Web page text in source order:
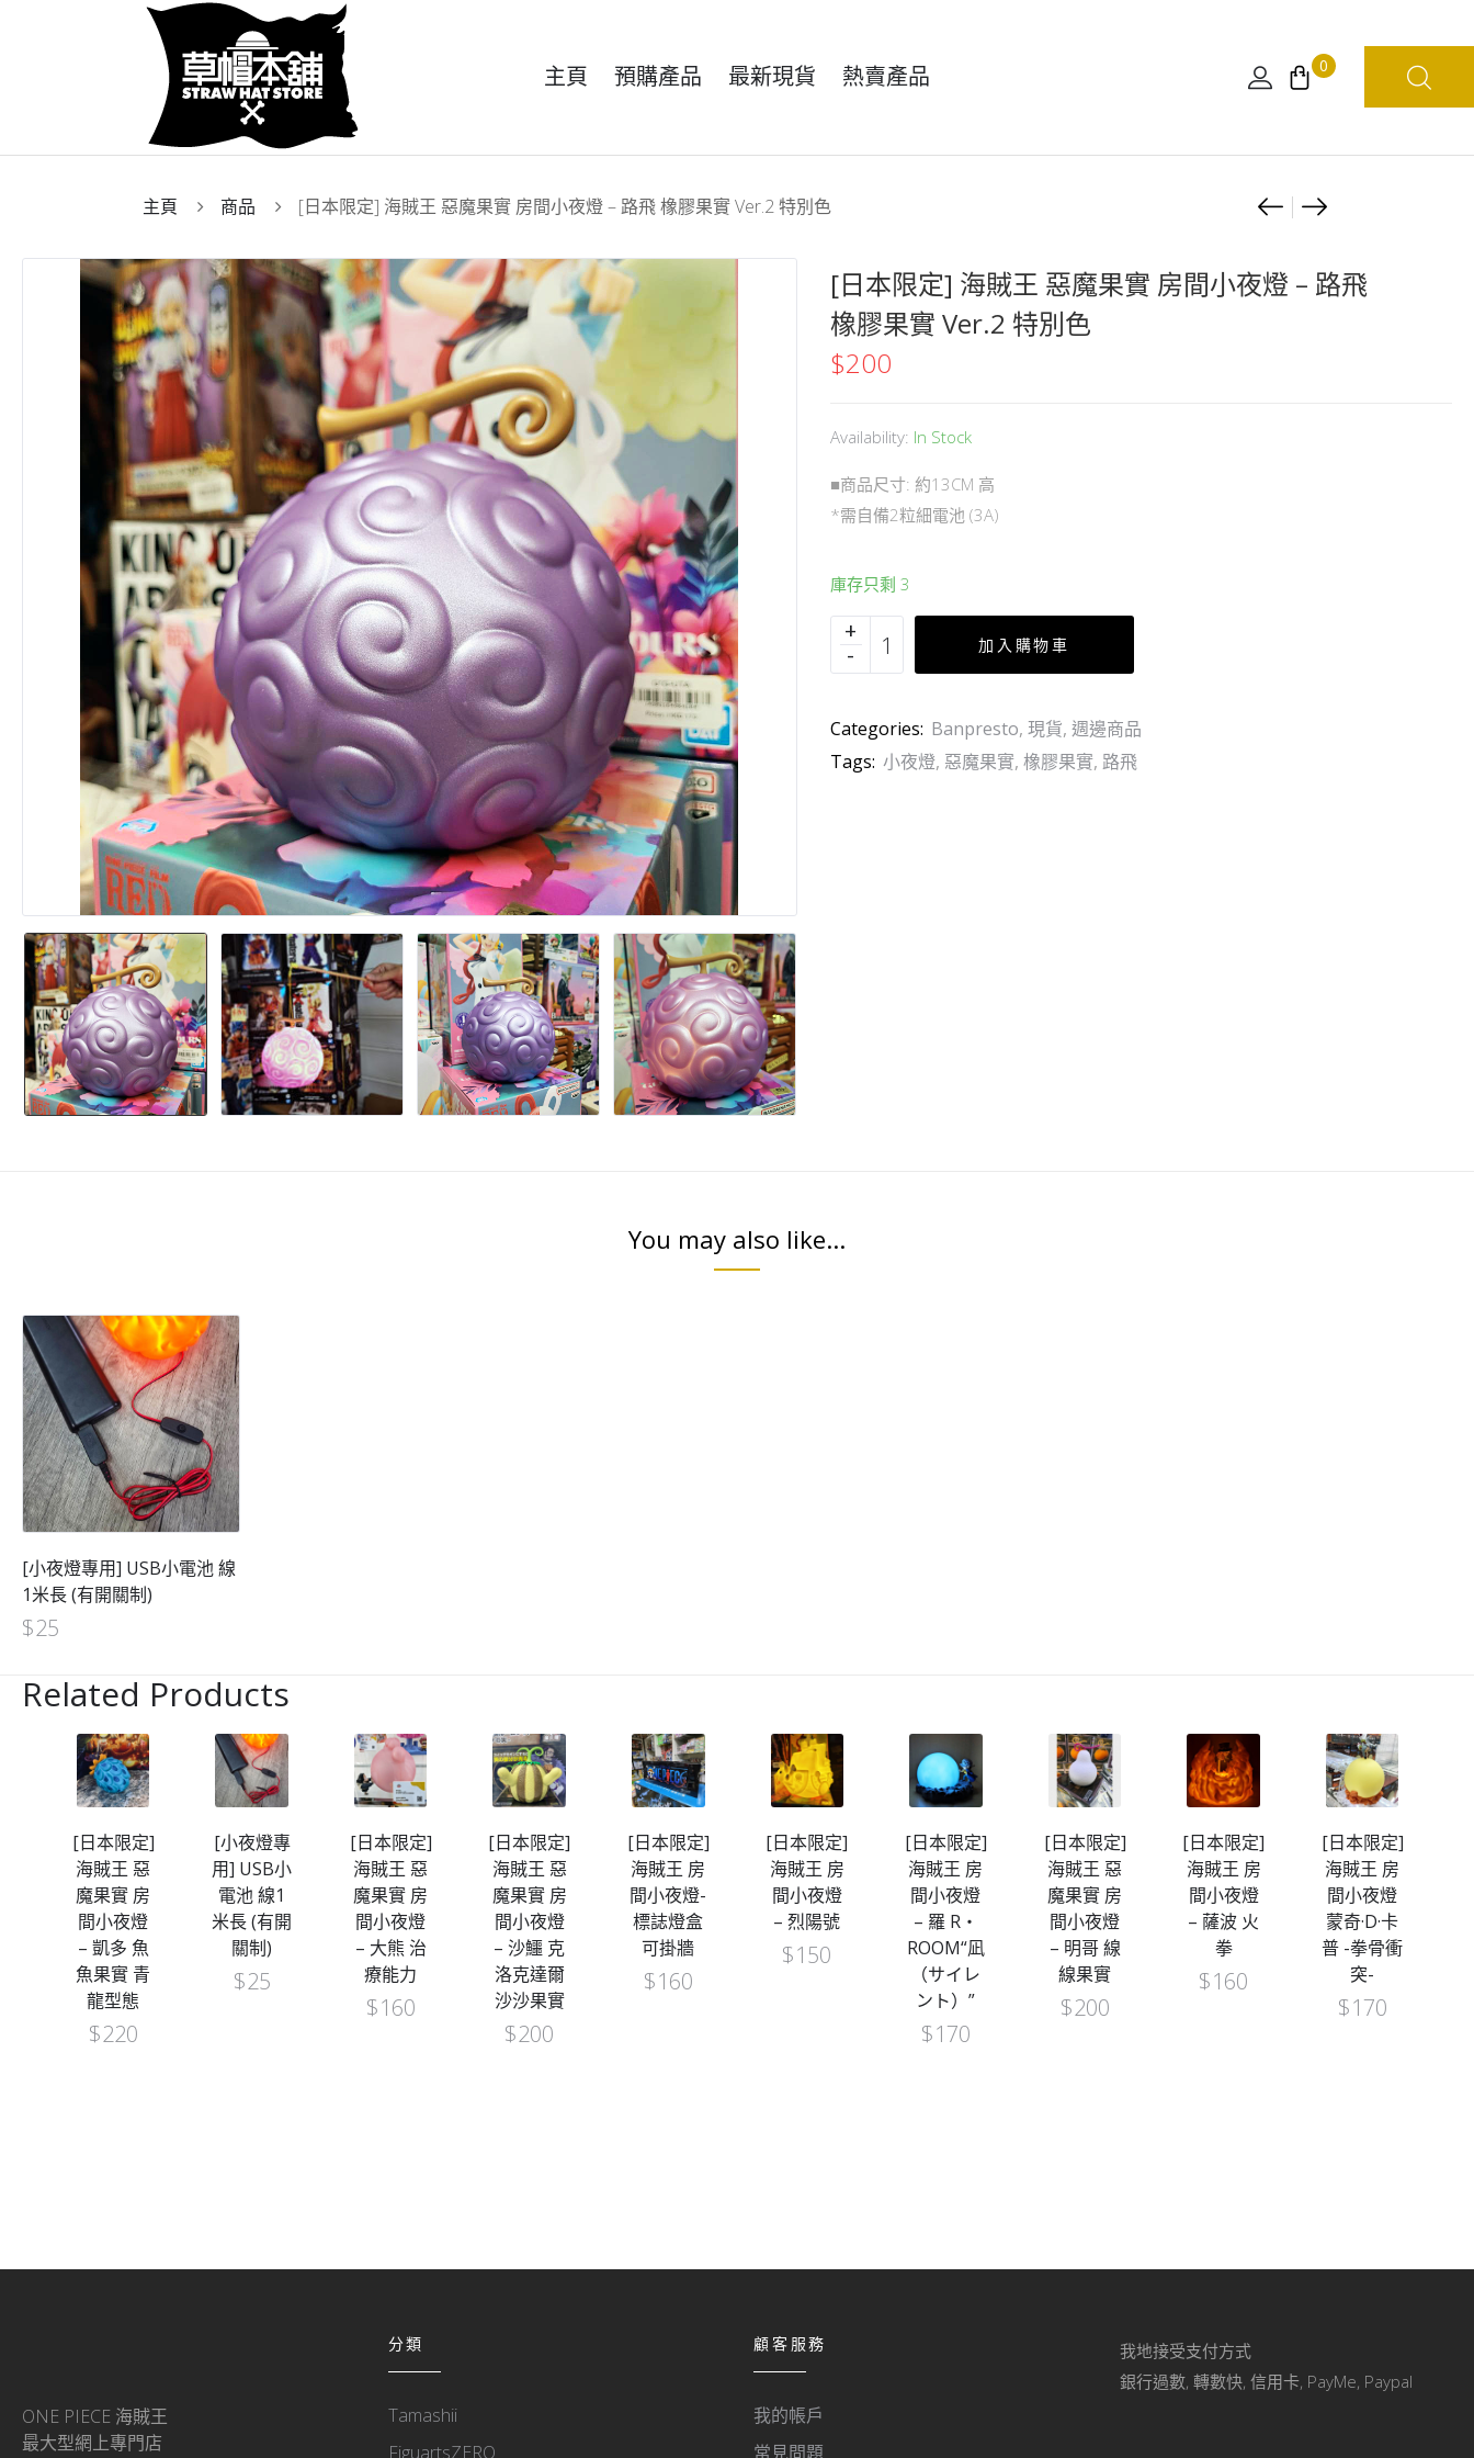
主頁 預購產品 最新現貨 熱賣產品 0
主頁 商品 [日本限定] 海賊王 惡魔果實 房間小夜燈 – 路飛 橡膠果實 Ver.2 特別色
Product
[組
模
型
[現
[日
版]
[日本限定] 海賊王 惡魔果實 房間小夜燈 – 路飛
橡膠果實 Ver.2 特別色
$200
Availability: In Stock
■商品尺寸: 約13CM 高
*需自備2粒細電池 (3A)
庫存只剩 3
加入購物車
Categories: Banpresto, 現貨, 週邊商品
Tags: 小夜燈, 惡魔果實, 橡膠果實, 路飛
You may also like...
[小夜燈專用] USB小電池 線
1米長 (有開關制)
$25
Related Products
[日本限定]
海賊王 惡
魔果實 房
間小夜燈
– 凱多 魚
魚果實 青
龍型態
$220
[小夜燈專
用] USB小
電池 線1
米長 (有開
關制)
$25
[日本限定]
海賊王 惡
魔果實 房
間小夜燈
– 大熊 治
療能力
$160
[日本限定]
海賊王 惡
魔果實 房
間小夜燈
– 沙鱷 克
洛克達爾
沙沙果實
$200
[日本限定]
海賊王 房
間小夜燈-
標誌燈盒
可掛牆
$160
[日本限定]
海賊王 房
間小夜燈
– 烈陽號
$150
[日本限定]
海賊王 房
間小夜燈
– 羅 R・
ROOM“凪
（サイレ
ント）”
$170
[日本限定]
海賊王 惡
魔果實 房
間小夜燈
– 明哥 線
線果實
$200
[日本限定]
海賊王 房
間小夜燈
– 薩波 火
拳
$160
[日本限定]
海賊王 房
間小夜燈
蒙奇·D·卡
普 -拳骨衝
突-
$170
ONE PIECE 海賊王
最大型網上專門店
分類
Tamashii
FiguartsZERO
顧客服務
我的帳戶
常見問題
我地接受支付方式
銀行過數, 轉數快, 信用卡, PayMe, Paypal